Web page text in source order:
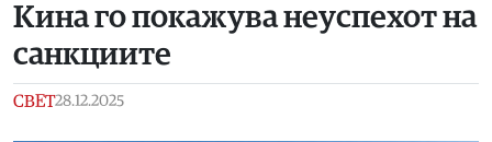
Кина го покажува неуспехот на
санкциите
СВЕТ28.12.2025